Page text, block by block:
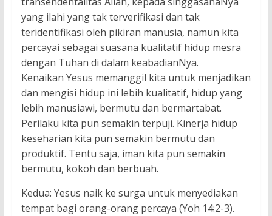
yang ilahi yang tak terverifikasi dan tak
teridentifikasi oleh pikiran manusia, namun kita
percayai sebagai suasana kualitatif hidup mesra
dengan Tuhan di dalam keabadianNya.
Kenaikan Yesus memanggil kita untuk menjadikan
dan mengisi hidup ini lebih kualitatif, hidup yang
lebih manusiawi, bermutu dan bermartabat.
Perilaku kita pun semakin terpuji. Kinerja hidup
keseharian kita pun semakin bermutu dan
produktif. Tentu saja, iman kita pun semakin
bermutu, kokoh dan berbuah.
Kedua: Yesus naik ke surga untuk menyediakan
tempat bagi orang-orang percaya (Yoh 14:2-3).